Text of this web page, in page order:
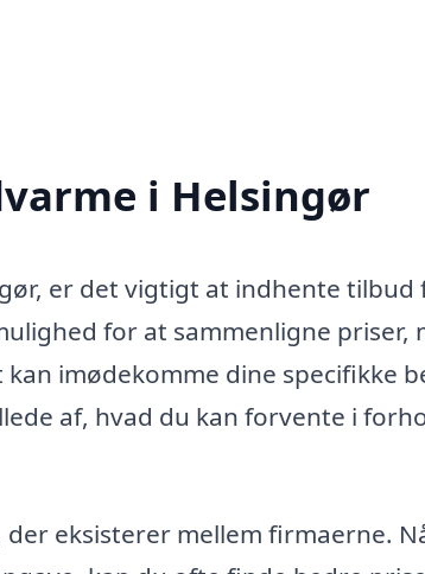
i Helsingør
er det vigtigt at indhente tilbud
for at sammenligne priser,
imødekomme dine specifikke
af, hvad du kan forvente i
eksisterer mellem firmaerne.